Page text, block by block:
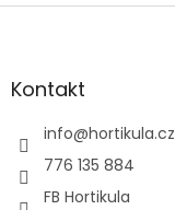
Z
aKontakt
info@hortikula.cz
776 135 884
FB Hortikula